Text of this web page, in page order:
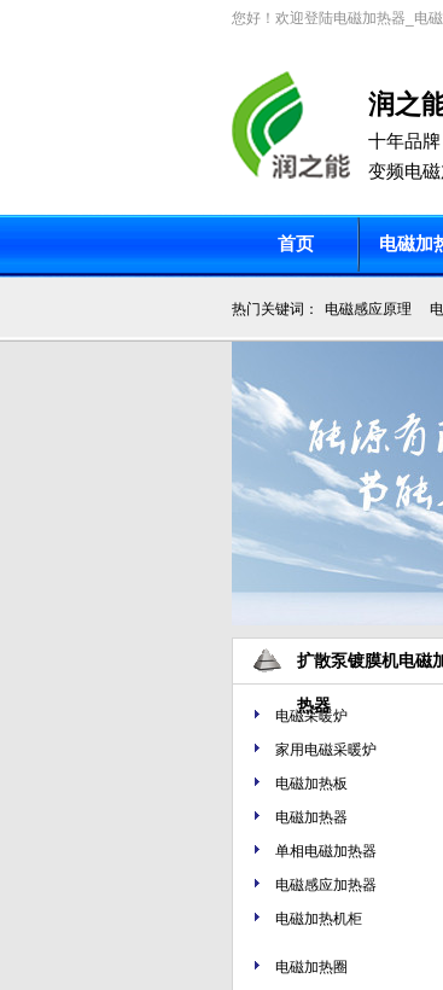
您好！欢迎登陆电磁加热器_电
润之
十年品
变频电
首页 电磁加
热门关键词： 电磁感应原理
扩散泵镀膜机电磁
热器
电磁采暖炉
家用电磁采暖炉
电磁加热板
电磁加热器
单相电磁加热器
电磁感应加热器
电磁加热机柜
电磁加热圈